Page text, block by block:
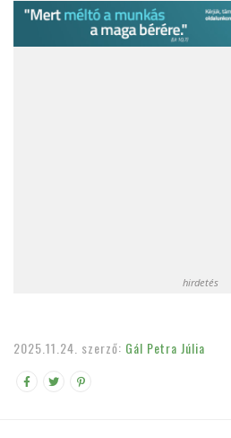
hirdetés
2025.11.24. szerző: Gál Petra Júlia